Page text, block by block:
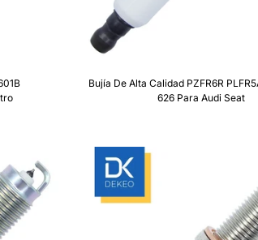
Bujía De Alta Calidad PZFR6R
626 Para Audi Seat